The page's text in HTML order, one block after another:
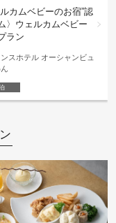
ルカムベビーのお宿”認
〉ウェルカムベビー
ラン
スホテル オーシャンビュ